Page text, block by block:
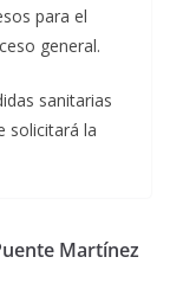
para el
general.
sanitarias
solicitará la
Martínez